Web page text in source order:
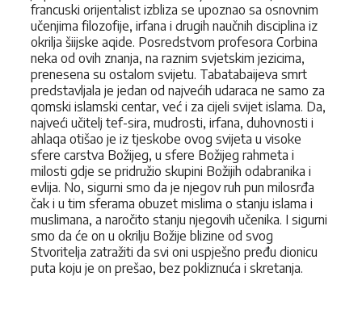
francuski orijentalist izbliza se upoznao sa osnovnim
učenjima filozofije, irfana i drugih naučnih disciplina iz
okrilja šiijske aqide. Posredstvom profesora Corbina
neka od ovih znanja, na raznim svjetskim jezicima,
prenesena su ostalom svijetu. Tabatabaijeva smrt
predstavljala je jedan od najvećih udaraca ne samo za
qomski islamski centar, već i za cijeli svijet islama. Da,
najveći učitelj tef-sira, mudrosti, irfana, duhovnosti i
ahlaqa otišao je iz tjeskobe ovog svijeta u visoke
sfere carstva Božijeg, u sfere Božijeg rahmeta i
milosti gdje se pridružio skupini Božijih odabranika i
evlija. No, sigurni smo da je njegov ruh pun milosrđa
čak i u tim sferama obuzet mislima o stanju islama i
mus­limana, a naročito stanju njegovih učenika. I sigurni
smo da će on u okrilju Božije blizine od svog
Stvoritelja zatražiti da svi oni uspješno pređu dionicu
puta koju je on prešao, bez pokliznuća i skretanja.